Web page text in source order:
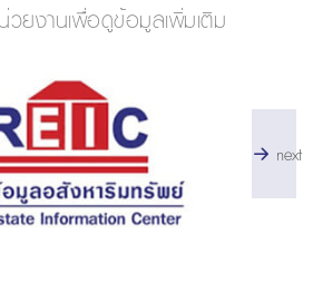
ยงานเพื่อดูข้อมูลเพิ่มเติม
next